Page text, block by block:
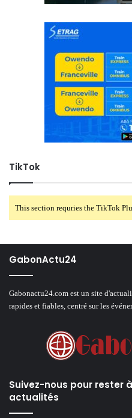
TikTok
This section requries the TikTok
GabonActu24
Gabonactu24.com est un site
rapides et fiables, centré sur les
Suivez-nous pour rester
actualités